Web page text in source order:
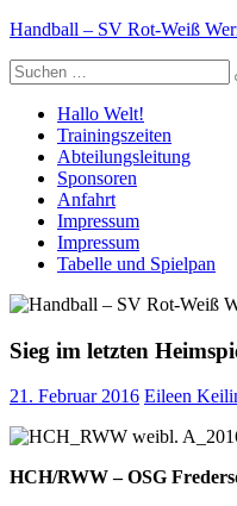
Zum
springen
Handball – SV Rot-Weiß
Suche
nach:
Hallo Welt!
Trainingszeiten
Abteilungsleitung
Sponsoren
Anfahrt
Impressum
Impressum
Tabelle und Spielpan
Sieg im letzten
21. Februar 2016 Eileen
HCH/RWW – OSG